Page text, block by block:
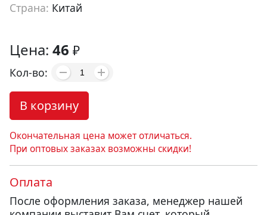
Страна: Китай
Цена: 46 ₽
Кол-во:
В корзину
Окончательная цена может отличаться.
При оптовых заказах возможны скидки!
Оплата
После оформления заказа, менеджер нашей